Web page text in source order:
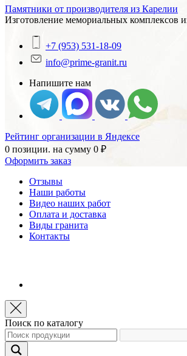
Памятники от производителя из Карелии
Изготовление мемориальных комплексов
+7 (953) 531-18-09
info@prime-granit.ru
Напишите нам
Рейтинг организации в Яндексе
0 позиции. на сумму 0 ₽
Оформить заказ
Отзывы
Наши работы
Видео наших работ
Оплата и доставка
Виды гранита
Контакты
Поиск по каталогу